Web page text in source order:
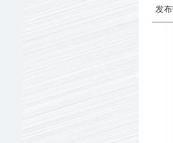
发布